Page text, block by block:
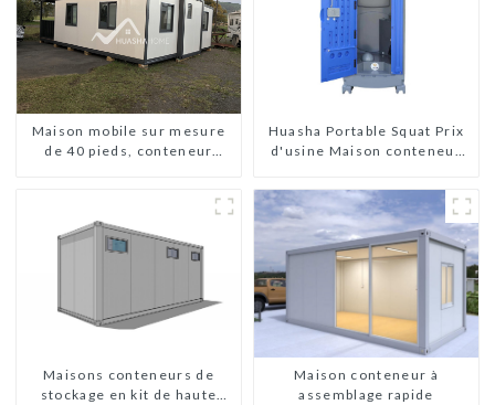
Maison mobile sur mesure
de 40 pieds, conteneur
Huasha Portable Squat Prix
d'usine Maison conteneur
Toilettes préfabriquées
portables Vente
Personnalisée
Personnalisée
Maisons conteneurs de
stockage en kit de haute
Maison conteneur à
assemblage rapide